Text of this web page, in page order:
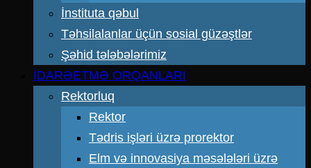
İnstituta qəbul
Təhsilalanlar üçün sosial güzəştlər
Şəhid tələbələrimiz
İDARƏETMƏ ORQANLARI
Rektorluq
Rektor
Tədris işləri üzrə prorektor
Elm və innovasiya məsələləri üzrə